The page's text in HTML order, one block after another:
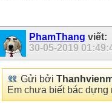
PhamThang viết:
30-05-2019
Gửi bởi
Em chưa biết bác dựng